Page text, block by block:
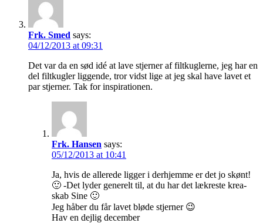
Frk. Smed says:
04/12/2013 at 09:31
Det var da en sød idé at lave stjerner af filtkuglerne, jeg har en
del filtkugler liggende, tror vidst lige at jeg skal have lavet et
par stjerner. Tak for inspirationen.
Frk. Hansen says:
05/12/2013 at 10:41
Ja, hvis de allerede ligger i derhjemme er det jo skønt!
🙂 -Det lyder generelt til, at du har det lækreste krea-
skab Sine 🙂
Jeg håber du får lavet bløde stjerner 😉
Hav en dejlig december